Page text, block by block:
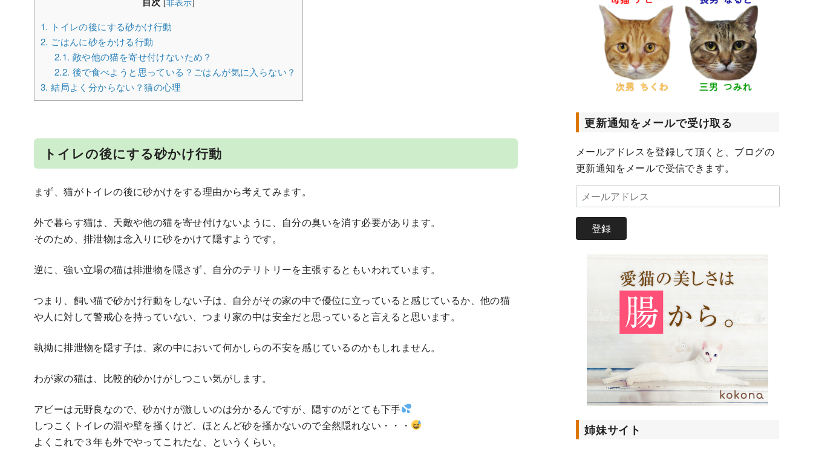
1. トイレの後にする砂かけ行動
2. ごはんに砂をかける行動
2.1. 敵や他の猫を寄せ付けないため？
2.2. 後で食べようと思っている？ごはんが気に入らない？
3. 結局よく分からない？猫の心理
トイレの後にする砂かけ行動
まず、猫がトイレの後に砂かけをする理由から考えてみます。
外で暮らす猫は、天敵や他の猫を寄せ付けないように、自分の臭いを消す必要があります。
そのため、排泄物は念入りに砂をかけて隠すようです。
逆に、強い立場の猫は排泄物を隠さず、自分のテリトリーを主張するともいわれています。
つまり、飼い猫で砂かけ行動をしない子は、自分がその家の中で優位に立っていると感じているか、他の猫
や人に対して警戒心を持っていない、つまり家の中は安全だと思っていると言えると思います。
執拗に排泄物を隠す子は、家の中において何かしらの不安を感じているのかもしれません。
わが家の猫は、比較的砂かけがしつこい気がします。
アビーは元野良なので、砂かけが激しいのは分かるんですが、隠すのがとても下手
しつこくトイレの淵や壁を掻くけど、ほとんど砂を掻かないので全然隠れない・・・
よくこれで３年も外でやってこれたな、というくらい。
更新通知をメールで受け取る
メールアドレスを登録して頂くと、ブログの
更新通知をメールで受信できます。
メ
ー
ア
登録
姉妹サイト